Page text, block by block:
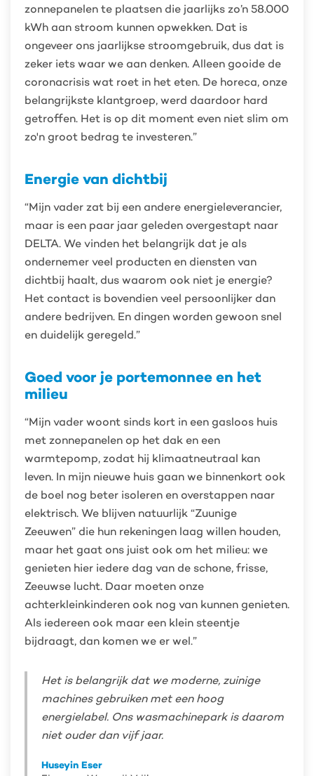
zonnepanelen te plaatsen die jaarlijks zo’n 58.000
kWh aan stroom kunnen opwekken. Dat is
ongeveer ons jaarlijkse stroomgebruik, dus dat is
zeker iets waar we aan denken. Alleen gooide de
coronacrisis wat roet in het eten. De horeca, onze
belangrijkste klantgroep, werd daardoor hard
getroffen. Het is op dit moment even niet slim om
zo'n groot bedrag te investeren.”
Energie van dichtbij
“Mijn vader zat bij een andere energieleverancier,
maar is een paar jaar geleden overgestapt naar
DELTA. We vinden het belangrijk dat je als
ondernemer veel producten en diensten van
dichtbij haalt, dus waarom ook niet je energie?
Het contact is bovendien veel persoonlijker dan
andere bedrijven. En dingen worden gewoon snel
en duidelijk geregeld.”
Goed voor je portemonnee en het
milieu
“Mijn vader woont sinds kort in een gasloos huis
met zonnepanelen op het dak en een
warmtepomp, zodat hij klimaatneutraal kan
leven. In mijn nieuwe huis gaan we binnenkort ook
de boel nog beter isoleren en overstappen naar
elektrisch. We blijven natuurlijk “Zuunige
Zeeuwen” die hun rekeningen laag willen houden,
maar het gaat ons juist ook om het milieu: we
genieten hier iedere dag van de schone, frisse,
Zeeuwse lucht. Daar moeten onze
achterkleinkinderen ook nog van kunnen genieten.
Als iedereen ook maar een klein steentje
bijdraagt, dan komen we er wel.”
Het is belangrijk dat we moderne, zuinige
machines gebruiken met een hoog
energielabel. Ons wasmachinepark is daarom
niet ouder dan vijf jaar.
Huseyin Eser